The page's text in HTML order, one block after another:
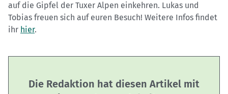
auf die Gipfel der Tuxer Alpen einkehren. Lukas und
Tobias freuen sich auf euren Besuch! Weitere Infos findet
ihr hier.
Die Redaktion hat diesen Artikel mit